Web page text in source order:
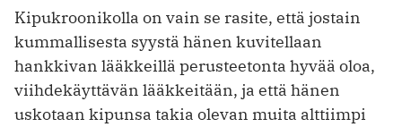
Kipukroonikolla on vain se rasite, että jostain
kummallisesta syystä hänen kuvitellaan
hankkivan lääkkeillä perusteetonta hyvää oloa,
viihdekäyttävän lääkkeitään, ja että hänen
uskotaan kipunsa takia olevan muita alttiimpi